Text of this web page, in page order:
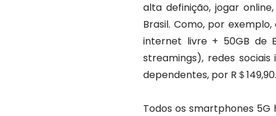
alta definição, jogar
Brasil. Como, por
internet livre + 50GB de
streamings), redes
dependentes, por R＄
Todos os smartphones